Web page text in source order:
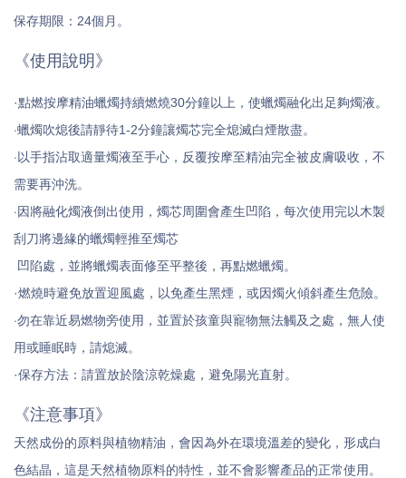
保存期限：24個月。
《使用說明》
·點燃按摩精油蠟燭持續燃燒30分鐘以上，使蠟燭融化出足夠燭液。
·蠟燭吹熄後請靜待1-2分鐘讓燭芯完全熄滅白煙散盡。
·以手指沾取適量燭液至手心，反覆按摩至精油完全被皮膚吸收，不
需要再沖洗。
·因將融化燭液倒出使用，燭芯周圍會產生凹陷，每次使用完以木製
刮刀將邊緣的蠟燭輕推至燭芯
凹陷處，並將蠟燭表面修至平整後，再點燃蠟燭。
·燃燒時避免放置迎風處，以免產生黑煙，或因燭火傾斜產生危險。
·勿在靠近易燃物旁使用，並置於孩童與寵物無法觸及之處，無人使
用或睡眠時，請熄滅。
·保存方法：請置放於陰涼乾燥處，避免陽光直射。
《注意事項》
天然成份的原料與植物精油，會因為外在環境溫差的變化，形成白
色結晶，這是天然植物原料的特性，並不會影響產品的正常使用。